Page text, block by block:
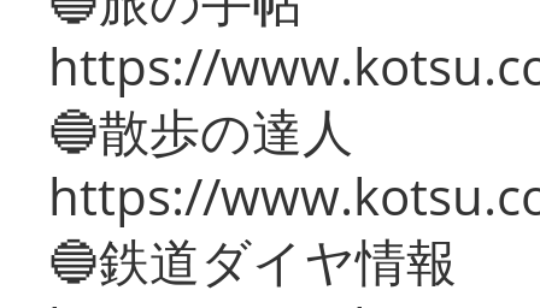
https://
🔵散歩の達人
https://
🔵鉄道ダイヤ情報